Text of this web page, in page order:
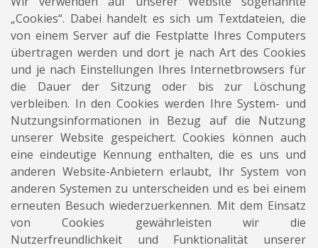
„Cookies“. Dabei handelt es sich um Textdateien, die
von einem Server auf die Festplatte Ihres Computers
übertragen werden und dort je nach Art des Cookies
und je nach Einstellungen Ihres Internetbrowsers für
die Dauer der Sitzung oder bis zur Löschung
verbleiben. In den Cookies werden Ihre System- und
Nutzungsinformationen in Bezug auf die Nutzung
unserer Website gespeichert. Cookies können auch
eine eindeutige Kennung enthalten, die es uns und
anderen Website-Anbietern erlaubt, Ihr System von
anderen Systemen zu unterscheiden und es bei einem
erneuten Besuch wiederzuerkennen. Mit dem Einsatz
von Cookies gewährleisten wir die
Nutzerfreundlichkeit und Funktionalität unserer